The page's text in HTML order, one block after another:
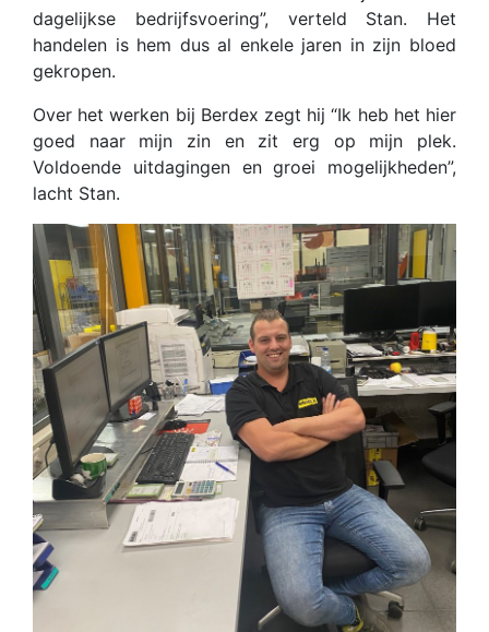
dagelijkse bedrijfsvoering”, verteld Stan. Het
handelen is hem dus al enkele jaren in zijn bloed
gekropen.
Over het werken bij Berdex zegt hij “Ik heb het hier
goed naar mijn zin en zit erg op mijn plek.
Voldoende uitdagingen en groei mogelijkheden”,
lacht Stan.